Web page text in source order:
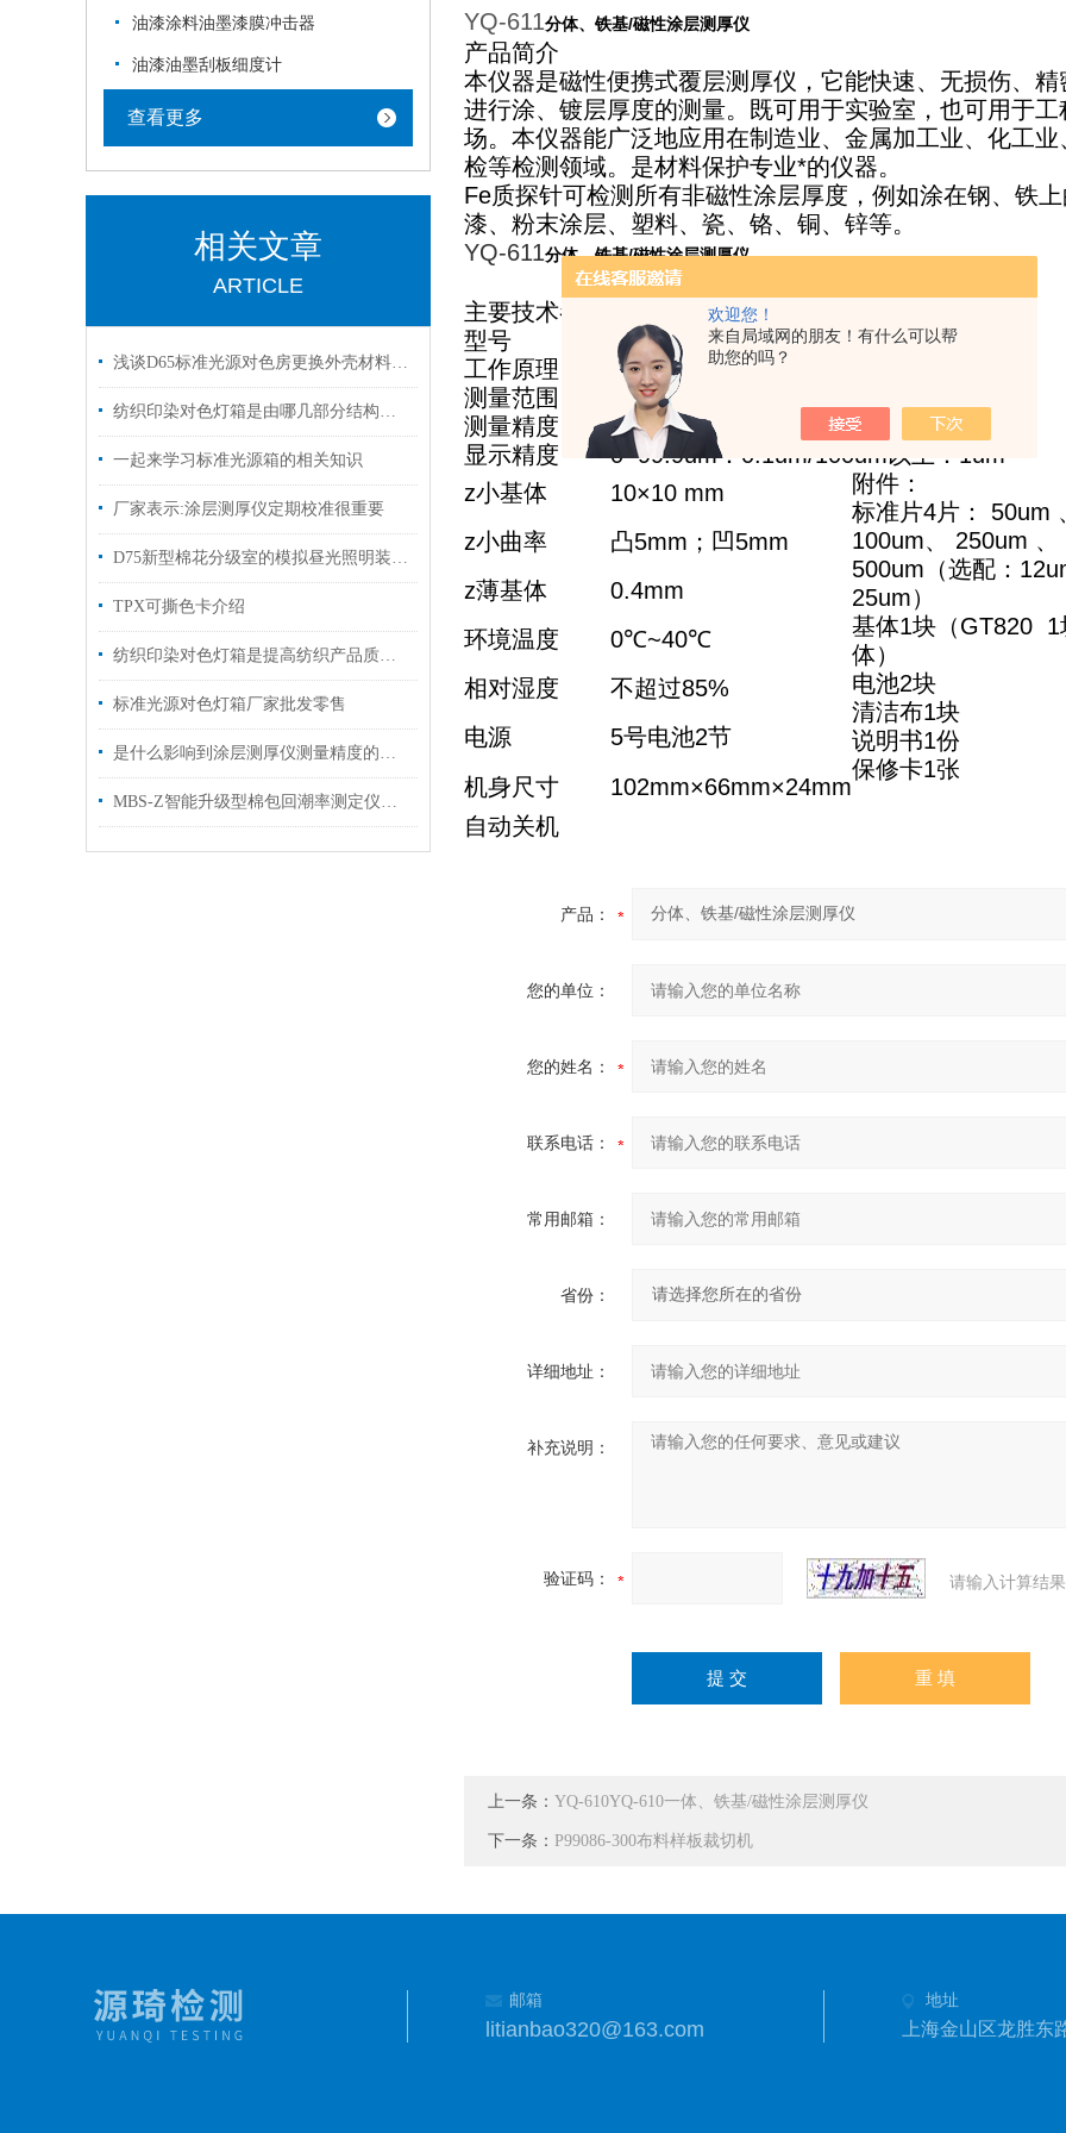
欢迎您！
来自局域网的朋友！有什么可以帮
助您的吗？
油漆涂料油墨漆膜冲击器
油漆油墨刮板细度计
查看更多
相关文章
ARTICLE
浅谈D65标准光源对色房更换外壳材料的趋势
纺织印染对色灯箱是由哪几部分结构组成的呢？
一起来学习标准光源箱的相关知识
厂家表示:涂层测厚仪定期校准很重要
D75新型棉花分级室的模拟昼光照明装灯具可调照度
TPX可撕色卡介绍
纺织印染对色灯箱是提高纺织产品质量的好帮手！
标准光源对色灯箱厂家批发零售
是什么影响到涂层测厚仪测量精度的呢？
MBS-Z智能升级型棉包回潮率测定仪操作指南
YQ-611分体、铁基/磁性涂层测厚仪
产品简介
本仪器是磁性便携式覆层测厚仪，它能快速、无损伤、精
进行涂、镀层厚度的测量。既可用于实验室，也可用于工
场。本仪器能广泛地应用在制造业、金属加工业、化工业
检等检测领域。是材料保护专业*的仪器。
Fe质探针可检测所有非磁性涂层厚度，例如涂在钢、铁上
漆、粉末涂层、塑料、瓷、铬、铜、锌等。
YQ-611分体、铁基/磁性涂层测厚仪
主要技术参数
型号
YQ-611
工作原理
电磁感应
测量范围
0~1250um
测量精度
±（3%H±1.5）
显示精度
0~99.9um：0.1um/100um以上：1um
z小基体
10×10 mm
附件：
标准片4片： 50um
100um、 250um 、
500um（选配：
25um）
基体1块（GT820 1
体）
电池2块
清洁布1块
说明书1份
保修卡1张
z小曲率
凸5mm；凹5mm
z薄基体
0.4mm
环境温度
0℃~40℃
相对湿度
不超过85%
电源
5号电池2节
机身尺寸
102mm×66mm×24mm
自动关机
产品：
您的单位：
您的姓名：
联系电话：
常用邮箱：
省份：
详细地址：
补充说明：
验证码： 请输入计算结
上一条： YQ-610YQ-610一体、铁基/磁性涂层测厚仪
下一条： P99086-300布料样板裁切机
邮箱
litianbao320@163.com
地址
上海金山区龙胜东